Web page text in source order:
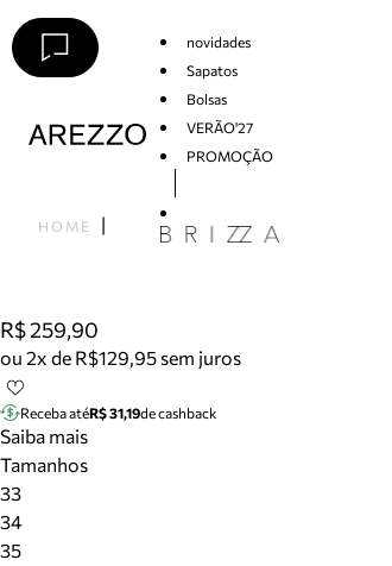
novidades
Sapatos
Bolsas
VERÃO'27
PROMOÇÃO
HOME
R$ 259,90
ou 2x de R$129,95 sem juros
Receba atéR$ 31,19de cashback
Saiba mais
Tamanhos
33
34
35